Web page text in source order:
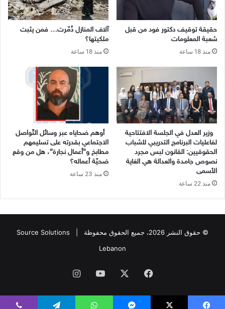
حقيقة توقيف دكتور فود من قبل
شعبة المعلومات
منذ 18 ساعة
آلاف المنازل دُمّرت… فمن يثبت
ملكيتها؟
منذ 18 ساعة
وزير العدل في الجلسة الافتتاحية
لفاعليات البرنامج التدريبي للشباب
الحقوقيين: القانون لبس مجرد
نصوص جامدة والعدالة هي الغاية
الأسمى
منذ 22 ساعة
أوهم ضحاياه عبر وسائل التّواصل
الاجتماعي بقدرته على تسليمهم
مطابخ و”أعمال نجارة”، هل من وقع
ضحيّة أعماله؟
منذ 23 ساعة
© حقوق النشر 2026، جميع الحقوق محفوظة |
Source Solutions
Lebanon
فيسبوك يوتيوبانستقرام